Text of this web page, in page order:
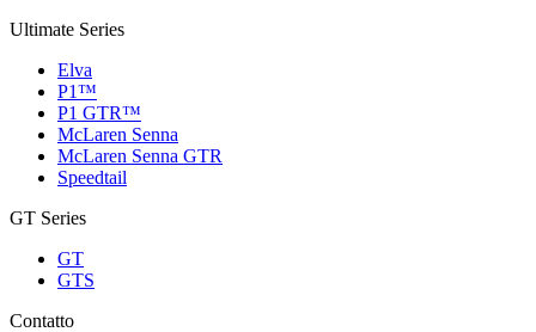
Ultimate Series
Elva
P1™
P1 GTR™
McLaren Senna
McLaren Senna GTR
Speedtail
GT Series
GT
GTS
Contatto